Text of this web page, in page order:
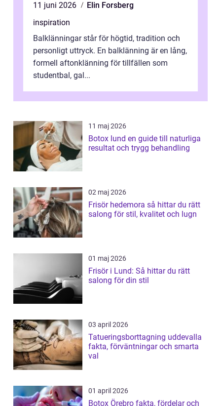
11 juni 2026
Elin Forsberg
inspiration
Balklänningar står för högtid, tradition och
personligt uttryck. En balklänning är en lång,
formell aftonklänning för tillfällen som
studentbal, gal...
11 maj 2026
Botox lund en guide till naturliga
resultat och trygg behandling
02 maj 2026
Frisör hedemora så hittar du rätt
salong för stil, kvalitet och lugn
01 maj 2026
Frisör i Lund: Så hittar du rätt
salong för din stil
03 april 2026
Tatueringsborttagning uddevalla
fakta, förväntningar och smarta
val
01 april 2026
Botox Örebro fakta, fördelar och